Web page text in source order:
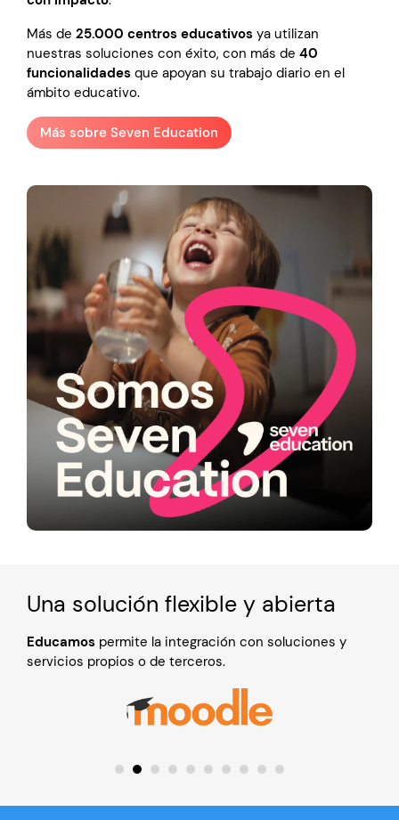
Más de 25.000 centros educativos ya utilizan
nuestras soluciones con éxito, con más de 40
funcionalidades que apoyan su trabajo diario en el
ámbito educativo.
Más sobre Seven Education
Una solución flexible y abierta
Educamos permite la integración con soluciones y
servicios propios o de terceros.